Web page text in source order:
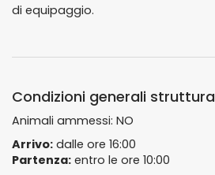
di equipaggio.
Condizioni generali struttura
Animali ammessi: NO
Arrivo: dalle ore 16:00
Partenza: entro le ore 10:00